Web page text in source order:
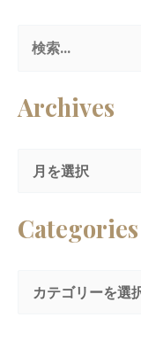
対
Archives
Categories